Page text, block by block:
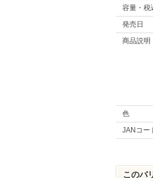
容量・税
発売日
商品説明
色
JANコー
このバ